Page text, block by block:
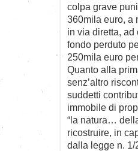
colpa grave
360mila euro, a
in via diretta,
fondo perduto
250mila euro
Quanto alla
senz’altro
suddetti
immobile di
“la natura…
ricostruire, in
dalla legge n. 1/